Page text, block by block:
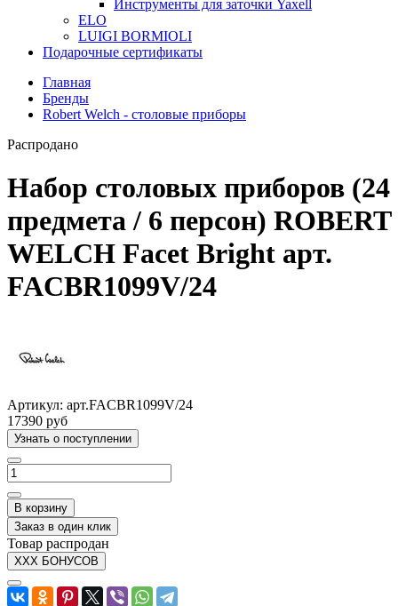
Инструменты для заточки Yaxell
ELO
LUIGI BORMIOLI
Подарочные сертификаты
Главная
Бренды
Robert Welch - столовые приборы
Распродано
Набор столовых приборов (24
предмета / 6 персон) ROBERT
WELCH Facet Bright арт.
FACBR1099V/24
Артикул: арт.FACBR1099V/24
17390 руб
Узнать о поступлении
В корзину
Заказ в один клик
Товар распродан
XXX БОНУСОВ